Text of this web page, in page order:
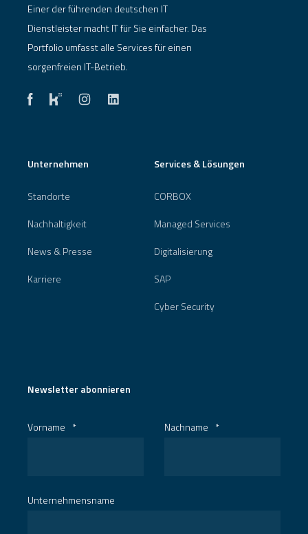
Einer der führenden deutschen IT
Dienstleister macht IT für Sie einfacher. Das
Portfolio umfasst alle Services für einen
sorgenfreien IT-Betrieb.
Unternehmen
Standorte
Nachhaltigkeit
News & Presse
Karriere
Services & Lösungen
CORBOX
Managed Services
Digitalisierung
SAP
Cyber Security
Newsletter abonnieren
Vorname * Nachname *
Unternehmensname